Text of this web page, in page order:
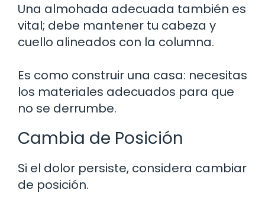
Una almohada adecuada también es
vital; debe mantener tu cabeza y
cuello alineados con la columna.
Es como construir una casa: necesitas
los materiales adecuados para que
no se derrumbe.
Cambia de Posición
Si el dolor persiste, considera cambiar
de posición.